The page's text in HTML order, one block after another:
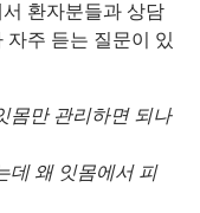
환자분들과 상담
주 듣는 질문이 있
몸만 관리하면 되나
데 왜 잇몸에서 피